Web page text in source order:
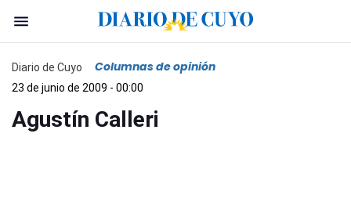
Diario de Cuyo Columnas de opinión
23 de junio de 2009 - 00:00
Agustín Calleri